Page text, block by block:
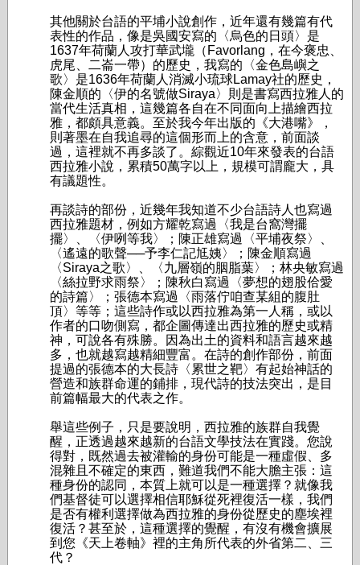
其他關於台語的平埔小說創作，近年還有幾篇有代
表性的作品，像是吳國安寫的〈烏色的日頭〉是
1637年荷蘭人攻打華武壠（Favorlang，在今褒忠、
虎尾、二崙一帶）的歷史，我寫的〈金色島嶼之
歌〉是1636年荷蘭人消滅小琉球Lamay社的歷史，
陳金順的〈伊的名號做Siraya〉則是書寫西拉雅人的
當代生活真相，這幾篇各自在不同面向上描繪西拉
雅，都頗具意義。至於我今年出版的《大港嘴》，
則著墨在自我追尋的這個形而上的含意，前面談
過，這裡就不再多談了。綜觀近10年來發表的台語
西拉雅小說，累積50萬字以上，規模可謂龐大，具
有議題性。
再談詩的部份，近幾年我知道不少台語詩人也寫過
西拉雅題材，例如方耀乾寫過〈我是台窩灣擺
擺〉、〈伊咧等我〉；陳正雄寫過〈平埔夜祭〉、
〈遙遠的歌聲──予李仁記尪姨〉；陳金順寫過
〈Siraya之歌〉、〈九層嶺的胭脂葉〉；林央敏寫過
〈絲拉野求雨祭〉；陳秋白寫過〈夢想的翅股佮愛
的詩篇〉；張德本寫過〈雨落佇咱查某組的腹肚
頂〉等等；這些詩作或以西拉雅為第一人稱，或以
作者的口吻側寫，都企圖傳達出西拉雅的歷史或精
神，可說各有殊勝。因為出土的資料和語言越來越
多，也就越寫越精細豐富。在詩的創作部份，前面
提過的張德本的大長詩〈累世之靶〉有起始神話的
營造和族群命運的鋪排，現代詩的技法突出，是目
前篇幅最大的代表之作。
舉這些例子，只是要說明，西拉雅的族群自我覺
醒，正透過越來越新的台語文學技法在實踐。您說
得對，既然過去被灌輸的身份可能是一種虛假、多
混雜且不確定的東西，難道我們不能大膽主張：這
種身份的認同，本質上就可以是一種選擇？就像我
們基督徒可以選擇相信耶穌從死裡復活一樣，我們
是否有權利選擇做為西拉雅的身份從歷史的塵埃裡
復活？甚至於，這種選擇的覺醒，有沒有機會擴展
到您《天上卷軸》裡的主角所代表的外省第二、三
代？